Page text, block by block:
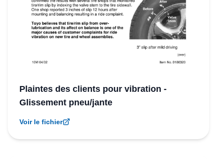
Plaintes des clients pour vibration -
Glissement pneu/jante
Voir le fichier